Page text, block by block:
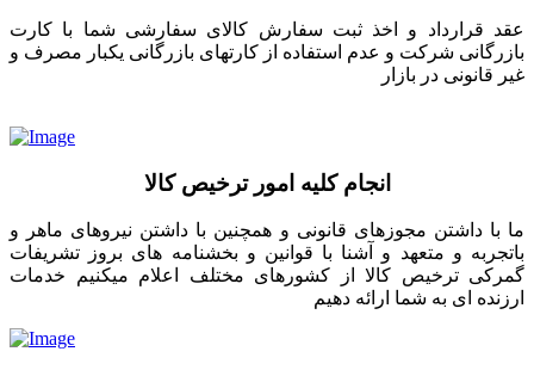
عقد قرارداد و اخذ ثبت سفارش کالای سفارشی شما با کارت
بازرگانی شرکت و عدم استفاده از کارتهای بازرگانی یکبار مصرف و
غیر قانونی در بازار
انجام کلیه امور ترخیص کالا
ما با داشتن مجوزهای قانونی و همچنین با داشتن نیروهای ماهر و
باتجربه و متعهد و آشنا با قوانین و بخشنامه های بروز تشریفات
گمرکی ترخیص کالا از کشورهای مختلف اعلام میکنیم خدمات
ارزنده ای به شما ارائه دهیم